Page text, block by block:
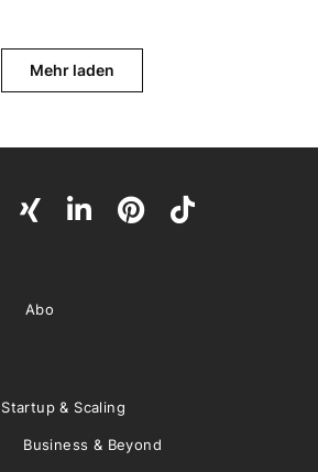
Mehr laden
Abo
Startup & Scaling
Business & Beyond